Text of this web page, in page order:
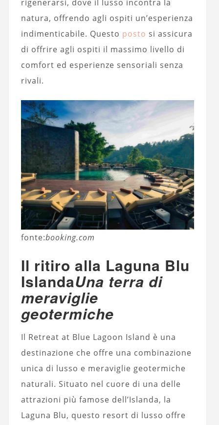
rigenerarsi, dove il lusso incontra la
natura, offrendo agli ospiti un’esperienza
indimenticabile. Questo posto si assicura
di offrire agli ospiti il ​​massimo livello di
comfort ed esperienze sensoriali senza
rivali.
fonte:booking.com
Il ritiro alla Laguna Blu
IslandaUna terra di
meraviglie
geotermiche
Il Retreat at Blue Lagoon Island è una
destinazione che offre una combinazione
unica di lusso e meraviglie geotermiche
naturali. Situato nel cuore di una delle
attrazioni più famose dell’Islanda, la
Laguna Blu, questo resort di lusso offre